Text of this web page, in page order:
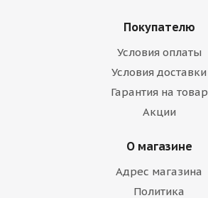
Покупателю
Условия оплаты
Условия доставки
Гарантия на товар
Акции
О магазине
Адрес магазина
Политика